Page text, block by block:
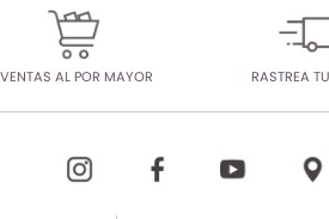
VENTAS AL POR MAYOR RASTREA